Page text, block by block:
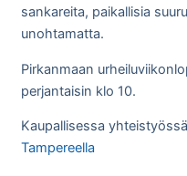
sankareita, paikallisia
unohtamatta.
Pirkanmaan
perjantaisin klo 10.
Kaupallisessa
Tampereella